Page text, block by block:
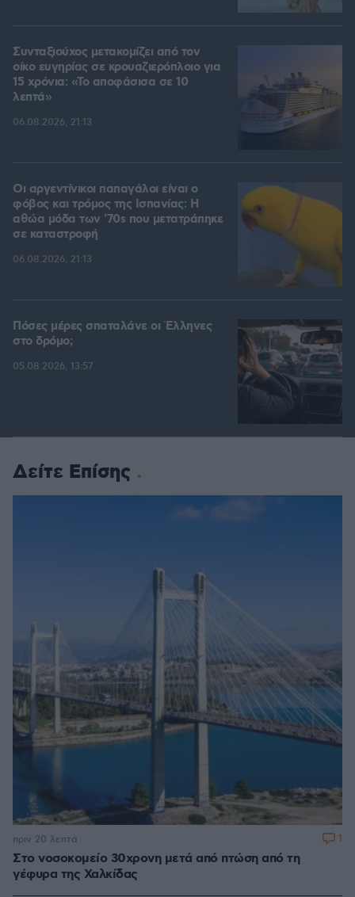
Συνταξιούχος μετακομίζει από τον
οίκο ευγηρίας σε κρουαζιερόπλοιο για
15 χρόνια: «Το αποφάσισα σε 10
λεπτά»
06.08.2026, 21:13
Οι αργεντίνικοι παπαγάλοι είναι ο
φόβος και τρόμος της Ισπανίας: Η
αθώα μόδα των '70s που μετατράπηκε
σε καταστροφή
06.08.2026, 21:13
Πόσες μέρες σπαταλάνε οι Έλληνες
στο δρόμο;
05.08.2026, 13:57
Δείτε Επίσης
Στο νοσοκομείο 30χρονη μετά από πτώση από τη
γέφυρα της Χαλκίδας
πριν 20 λεπτά 1